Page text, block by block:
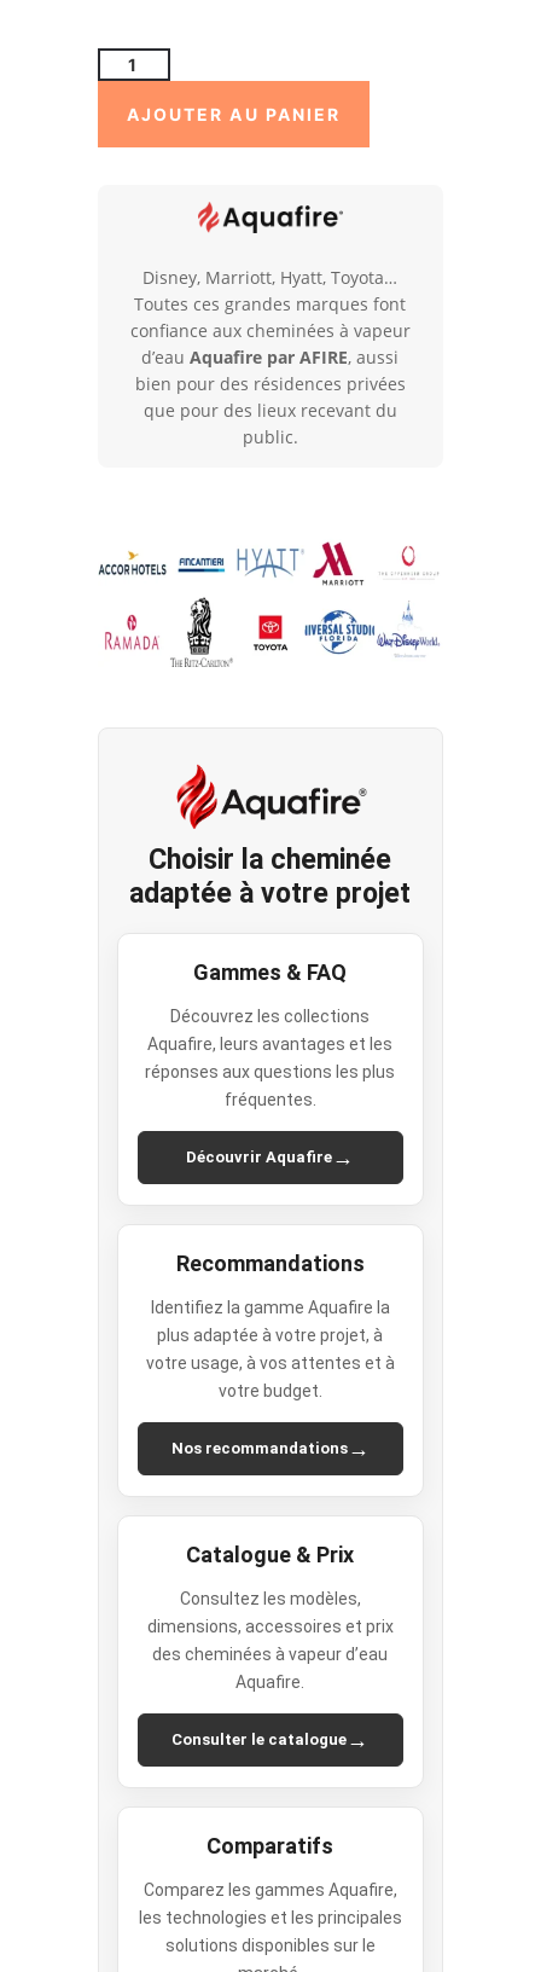
quantité
de
Insert
à
existante
GATSBY
flammes
naturelles
Aquafire
AJOUTER AU PANIER
Disney, Marriott, Hyatt, Toyota…
Toutes ces grandes marques font
confiance aux cheminées à vapeur
d’eauAquafire par AFIRE, aussi
bien pour des résidences privées
que pour des lieux recevant du
public.
Choisir la cheminée
adaptée à votre projet
Gammes & FAQ
Découvrez les collections
Aquafire, leurs avantages et les
réponses aux questions les plus
fréquentes.
Découvrir Aquafire →
Recommandations
Identifiez la gamme Aquafire la
plus adaptée à votre projet, à
votre usage, à vos attentes et à
votre budget.
Nos recommandations→
Catalogue & Prix
Consultez les modèles,
dimensions, accessoires et prix
des cheminées à vapeur d’eau
Aquafire.
Consulter le catalogue →
Comparatifs
Comparez les gammes Aquafire,
les technologies et les principales
solutions disponibles sur le